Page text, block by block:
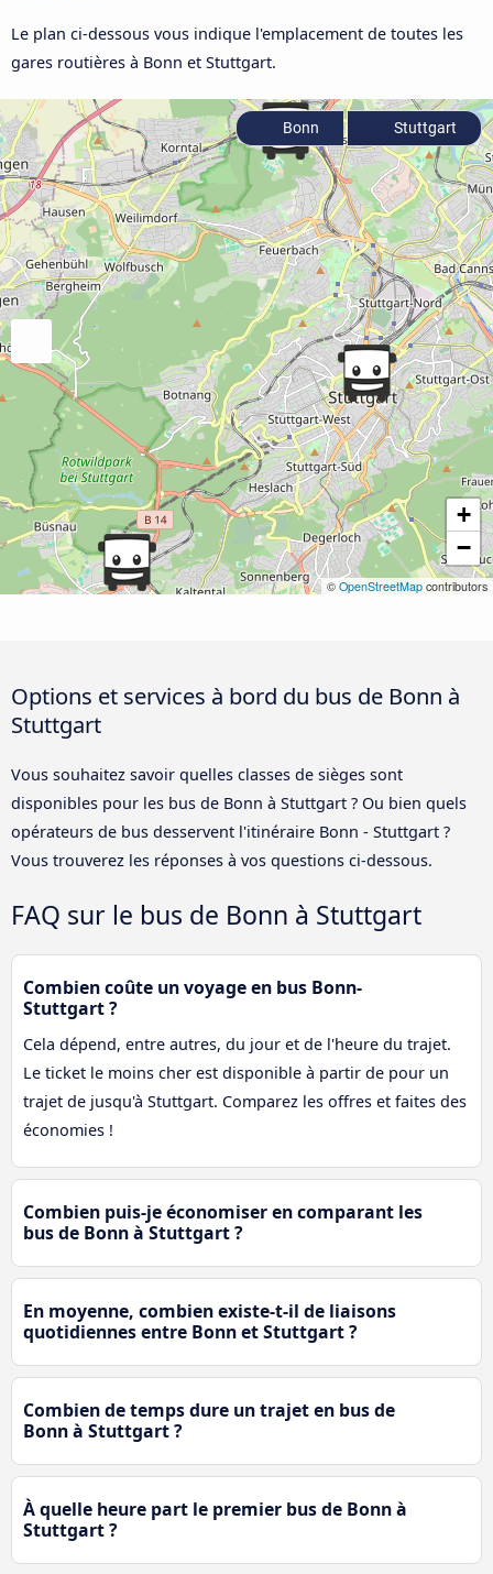
Le plan ci-dessous vous indique l'emplacement de toutes les
gares routières à Bonn et Stuttgart.
+
−
© OpenStreetMap contributors
Bonn Stuttgart
Options et services à bord du bus de Bonn à
Stuttgart
Vous souhaitez savoir quelles classes de sièges sont
disponibles pour les bus de Bonn à Stuttgart ? Ou bien quels
opérateurs de bus desservent l'itinéraire Bonn - Stuttgart ?
Vous trouverez les réponses à vos questions ci-dessous.
FAQ sur le bus de Bonn à Stuttgart
Combien coûte un voyage en bus Bonn-
Stuttgart ?
Cela dépend, entre autres, du jour et de l'heure du trajet.
Le ticket le moins cher est disponible à partir de pour un
trajet de jusqu'à Stuttgart. Comparez les offres et faites des
économies !
Combien puis-je économiser en comparant les
bus de Bonn à Stuttgart ?
En moyenne, combien existe-t-il de liaisons
quotidiennes entre Bonn et Stuttgart ?
Combien de temps dure un trajet en bus de
Bonn à Stuttgart ?
À quelle heure part le premier bus de Bonn à
Stuttgart ?